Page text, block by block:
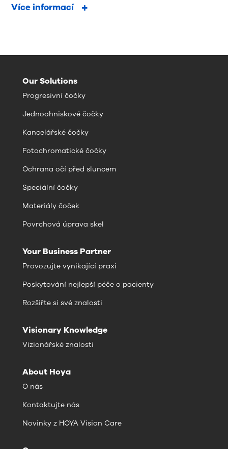
Více informací
Our Solutions
Progresivní čočky
Jednoohniskové čočky
Kancelářské čočky
Fotochromatické čočky
Ochrana očí před sluncem
Speciální čočky
Materiály čoček
Povrchová úprava skel
Your Business Partner
Provozujte vynikající praxi
Poskytování nejlepší péče o pacienty
Rozšiřte si své znalosti
Visionary Knowledge
Vizionářské znalosti
About Hoya
O nás
Kontaktujte nás
Novinky z HOYA Vision Care